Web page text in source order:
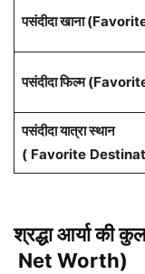
पसंदीदा खाना
पसंदीदा फिल्म
पसंदीदा यात्रा स्थान
( Favorite
श्रद्धा आर्या की
Net Worth)